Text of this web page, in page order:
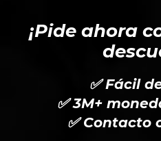
¡Pide ahora
✅ Fácil
✅ 3M+
✅ Contacto